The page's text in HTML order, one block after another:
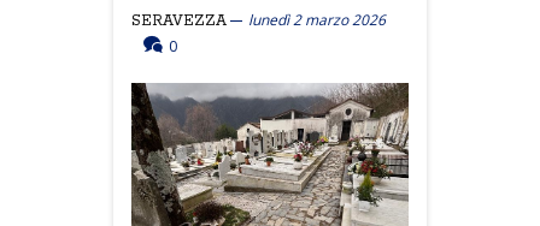
SERAVEZZA
lunedì 2 marzo 2026
0